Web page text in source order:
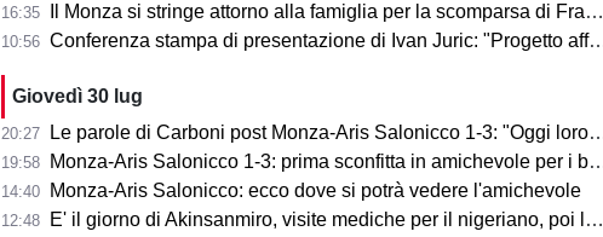
16:35 Il Monza si stringe attorno alla famiglia per la scomparsa di Franco Baresi
10:56 Conferenza stampa di presentazione di Ivan Juric: "Progetto affascinante"
Giovedì 30 lug
20:27 Le parole di Carboni post Monza-Aris Salonicco 1-3: "Oggi loro più bravi di noi"
19:58 Monza-Aris Salonicco 1-3: prima sconfitta in amichevole per i brianzoli
14:40 Monza-Aris Salonicco: ecco dove si potrà vedere l'amichevole
12:48 E' il giorno di Akinsanmiro, visite mediche per il nigeriano, poi la firma